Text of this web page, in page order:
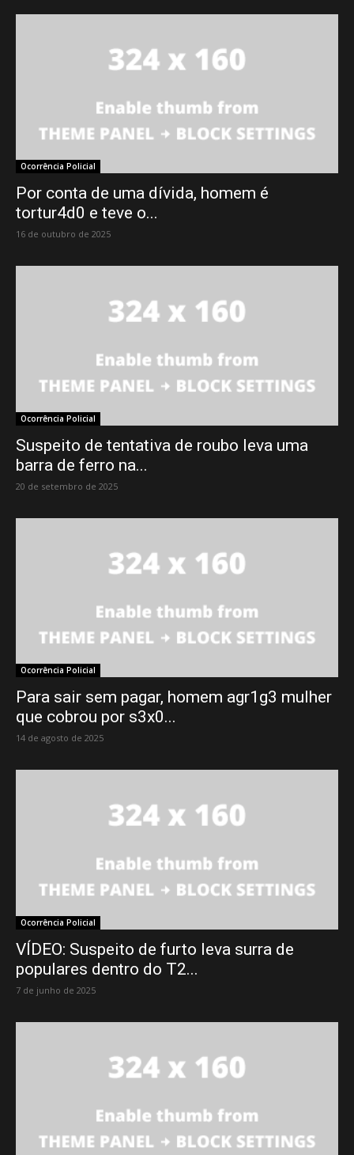
Ocorrência Policial
Por conta de uma dívida, homem é
tortur4d0 e teve o...
16 de outubro de 2025
Ocorrência Policial
Suspeito de tentativa de roubo leva uma
barra de ferro na...
20 de setembro de 2025
Ocorrência Policial
Para sair sem pagar, homem agr1g3 mulher
que cobrou por s3x0...
14 de agosto de 2025
Ocorrência Policial
VÍDEO: Suspeito de furto leva surra de
populares dentro do T2...
7 de junho de 2025